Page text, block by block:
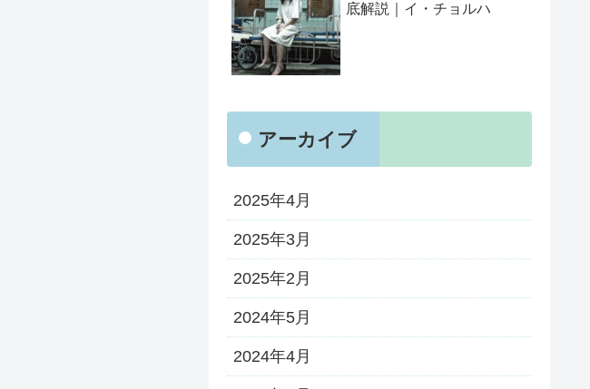
底解説｜イ・チョルハ
アーカイブ
2025年4月
2025年3月
2025年2月
2024年5月
2024年4月